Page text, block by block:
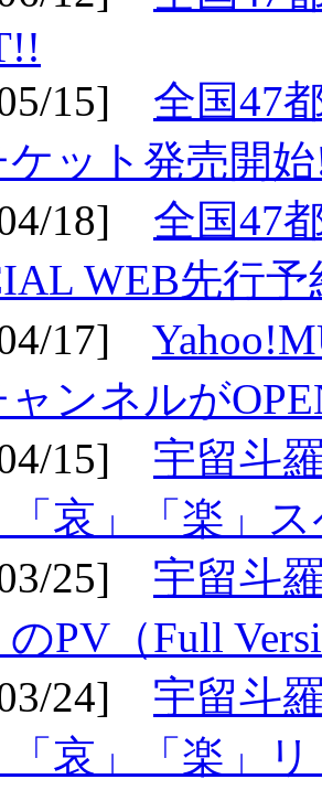
15] 全国47
ケット発売開
18] 全国47
WEB先行
17]
ンネルが
15] 宇留斗
「哀」「楽」
25] 宇留斗
PV（Full
24] 宇留斗
「哀」「楽」